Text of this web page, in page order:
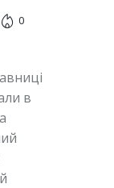
0
в